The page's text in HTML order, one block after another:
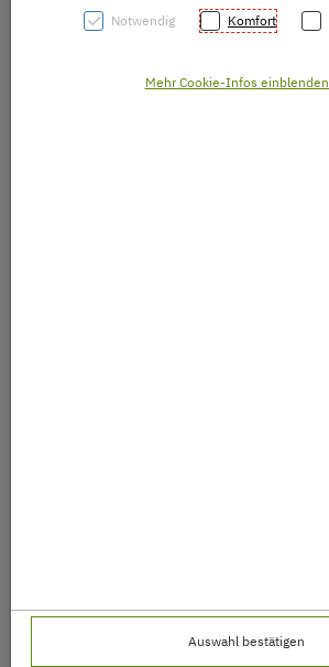
Notwendig Komfort
Mehr Cookie-Infos einblenden
Auswahl bestätigen